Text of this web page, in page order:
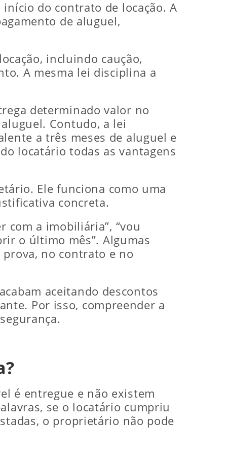
do contrato de locação. A
de aluguel,
incluindo caução,
A mesma lei disciplina a
determinado valor no
Contudo, a lei
a três meses de aluguel e
locatário todas as vantagens
Ele funciona como uma
concreta.
com a imobiliária”, “vou
o último mês”. Algumas
no contrato e no
aceitando descontos
Por isso, compreender a
é entregue e não existem
se o locatário cumpriu
o proprietário não pode